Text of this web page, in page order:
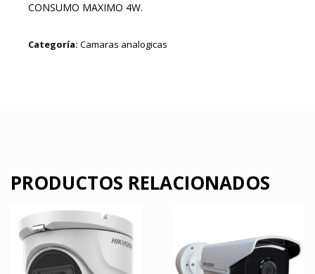
CONSUMO MAXIMO 4W.
Categoría: Camaras analogicas
PRODUCTOS RELACIONADOS